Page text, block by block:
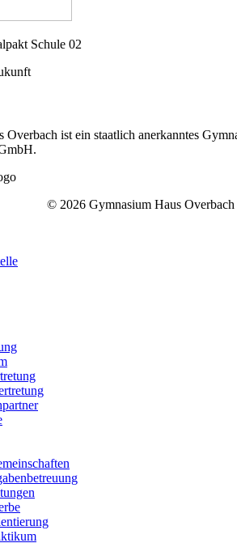
Overbach ist ein staatlich anerkanntes
© 2026 Gymnasium Haus Overbach